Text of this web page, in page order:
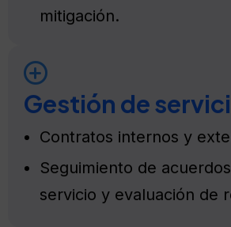
mitigación.
Gestión de
Contratos internos y
Seguimiento de
servicio y evaluación de